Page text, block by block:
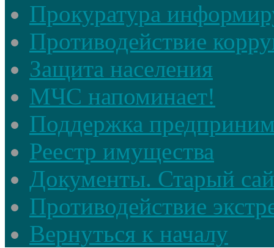
Прокуратура
Противодействие
Защита населения
МЧС напоминает!
Поддержка
Реестр имущества
Документы. Старый
Противодействие
Вернуться к началу